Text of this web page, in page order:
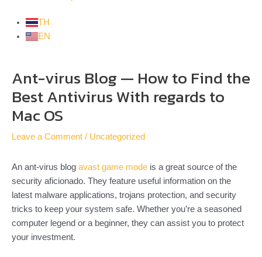
TH
EN
Ant-virus Blog — How to Find the
Best Antivirus With regards to
Mac OS
Leave a Comment / Uncategorized
An ant-virus blog avast game mode is a great source of the
security aficionado. They feature useful information on the
latest malware applications, trojans protection, and security
tricks to keep your system safe. Whether you’re a seasoned
computer legend or a beginner, they can assist you to protect
your investment.
navigation